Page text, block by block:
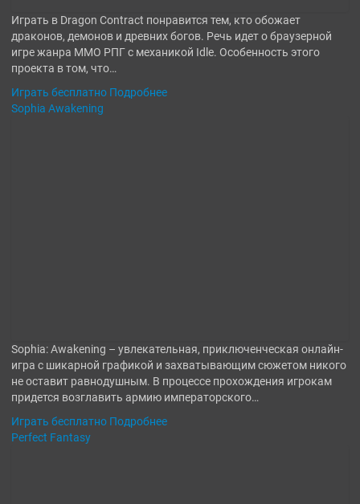
Играть в Dragon Contract понравится тем, кто обожает
драконов, демонов и древних богов. Речь идет о браузерной
игре жанра ММО РПГ с механикой Idle. Особенность этого
проекта в том, что…
Играть бесплатно Подробнее
Sophia Awakening
Sophia: Awakening – увлекательная, приключенческая онлайн-
игра с шикарной графикой и захватывающим сюжетом никого
не оставит равнодушным. В процессе прохождения игрокам
придется возглавить армию императорского…
Играть бесплатно Подробнее
Perfect Fantasy